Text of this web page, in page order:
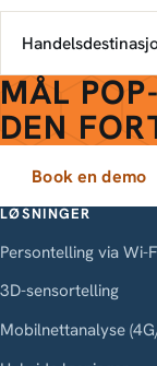
MÅL
DEN
Book en demo
LØSNINGER
Persontelling via Wi-
3D-sensortelling
Mobilnettanalyse